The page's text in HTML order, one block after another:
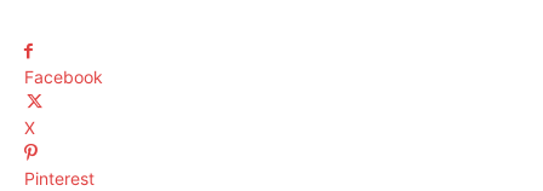
Facebook
X
Pinterest